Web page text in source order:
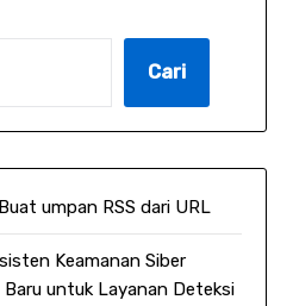
Cari
umpan RSS dari URL
Keamanan Siber
untuk Layanan Deteksi